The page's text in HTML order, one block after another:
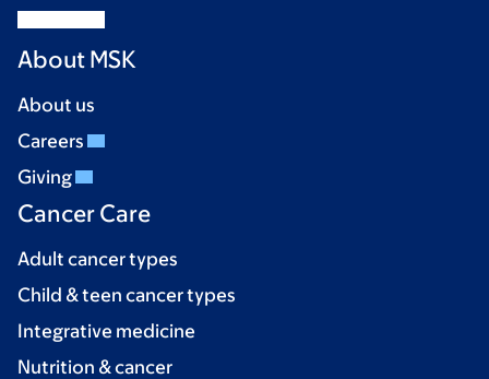
About MSK
About us
Careers
Giving
Cancer Care
Adult cancer types
Child & teen cancer types
Integrative medicine
Nutrition & cancer